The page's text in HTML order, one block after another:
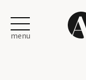
menu